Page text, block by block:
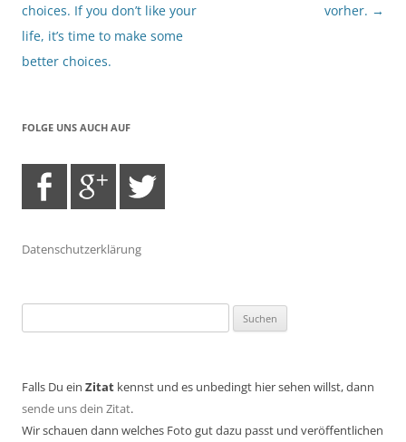
choices. If you don’t like your
life, it’s time to make some
better choices.
vorher. →
FOLGE UNS AUCH AUF
Datenschutzerklärung
nach:
Falls Du ein Zitat kennst und es unbedingt hier sehen willst, dann
sende uns dein Zitat.
Wir schauen dann welches Foto gut dazu passt und veröffentlichen